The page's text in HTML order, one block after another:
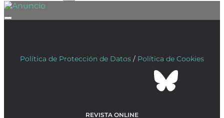
Política de Protección de Datos / Política de Cookies
REVISTA ONLINE